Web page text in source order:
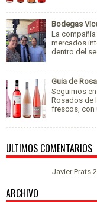
Bodegas
La
mercados
dentro del
Guia de
Seguimos
Rosados de
frescos, con
ULTIMOS COMENTARIOS
Javier Prats
ARCHIVO